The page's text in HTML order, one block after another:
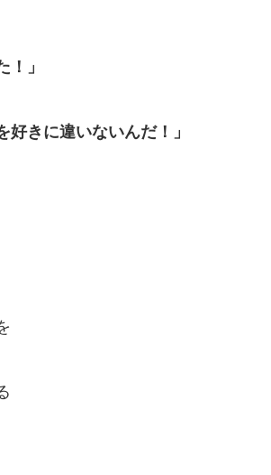
！」
好きに違いないんだ！」